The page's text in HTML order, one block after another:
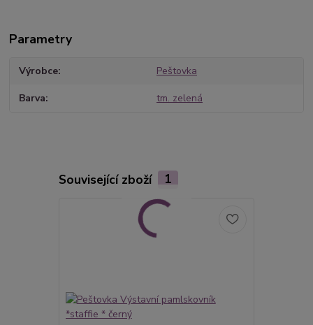
Parametry
Výrobce Peštovka
Barva tm. zelená
Související zboží 1